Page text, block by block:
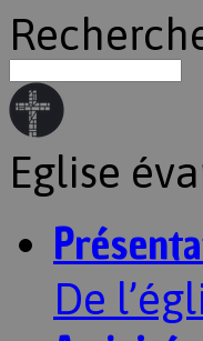
Eglise
De